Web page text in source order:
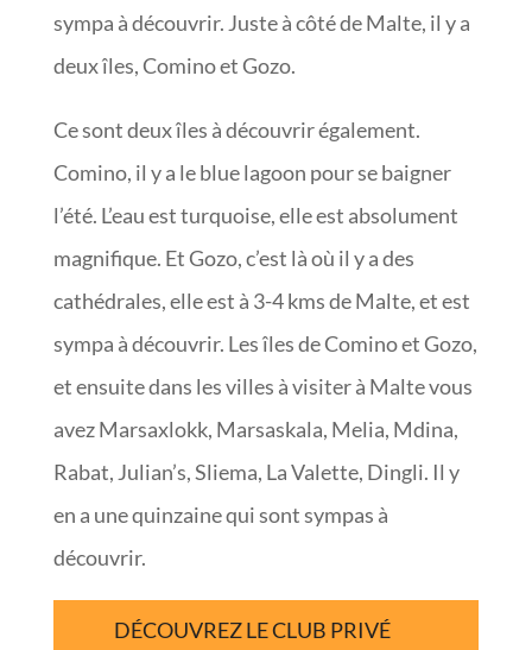
sympa à découvrir. Juste à côté de Malte, il y a
deux îles, Comino et Gozo.
Ce sont deux îles à découvrir également.
Comino, il y a le blue lagoon pour se baigner
l’été. L’eau est turquoise, elle est absolument
magnifique. Et Gozo, c’est là où il y a des
cathédrales, elle est à 3-4 kms de Malte, et est
sympa à découvrir. Les îles de Comino et Gozo,
et ensuite dans les villes à visiter à Malte vous
avez Marsaxlokk, Marsaskala, Melia, Mdina,
Rabat, Julian’s, Sliema, La Valette, Dingli. Il y
en a une quinzaine qui sont sympas à
découvrir.
DÉCOUVREZ LE CLUB PRIVÉ